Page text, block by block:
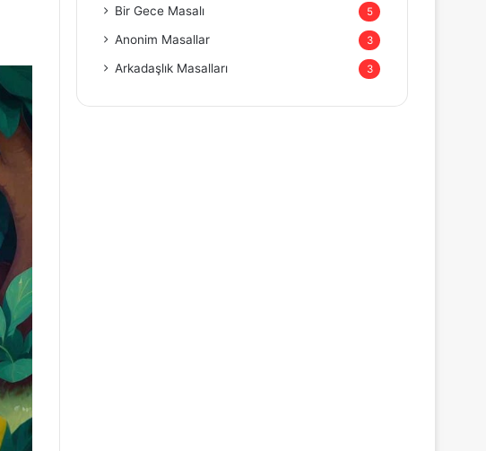
Bir Gece Masalı 5
Anonim Masallar 3
Arkadaşlık Masalları 3